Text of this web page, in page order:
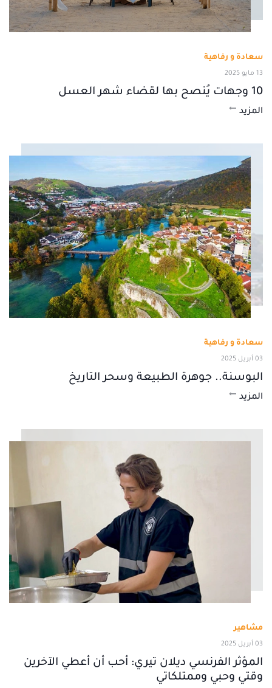
سعادة و رفاهية
13 مايو 2025
10 وجهات يُنصح بها لقضاء شهر العسل
المزيد
سعادة و رفاهية
03 أبريل 2025
البوسنة.. جوهرة الطبيعة وسحر التاريخ
المزيد
مشاهير
03 أبريل 2025
المؤثر الفرنسي ديلان تيري: أحب أن أعطي الآخرين
وقتي وحبي وممتلكاتي